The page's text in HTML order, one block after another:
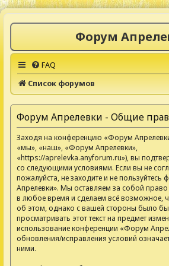
Форум
FAQ
Список форумов
Форум Апрелевки - Общие
Заходя на конференцию «Форум
«мы», «наш», «Форум Апрелевки»,
«https://aprelevka.anyforum.ru»), вы
со следующими условиями. Если вы не
пожалуйста, не заходите и не
Апрелевки». Мы оставляем за собой право
в любое время и сделаем всё возможное,
об этом, однако с вашей стороны было
просматривать этот текст на предмет
использование конференции «Форум
обновления/исправления условий
ними.